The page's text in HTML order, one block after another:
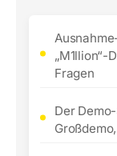
„M1llion“-
Fragen
Der